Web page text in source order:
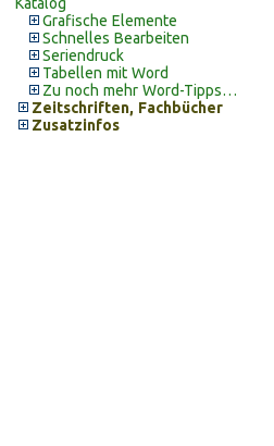
Grafische Elemente
Schnelles Bearbeiten
Seriendruck
Tabellen mit Word
Zu noch mehr Word-Tipps…
Zeitschriften, Fachbücher
Zusatzinfos